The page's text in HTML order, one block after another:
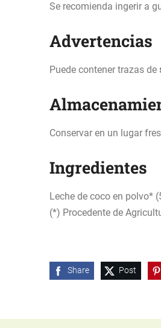
Se recomienda ingerir a
Advertencias
Puede contener trazas de
Conservar en un lugar
Ingredientes
Leche de coco en polvo*
(*) Procedente de
Share Post